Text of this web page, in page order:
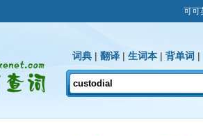
可可
词典 | 翻译 | 生词本 | 背单词 |